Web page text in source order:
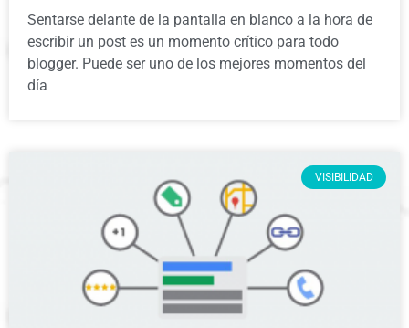
Sentarse delante de la pantalla en blanco a la hora de
escribir un post es un momento crítico para todo
blogger. Puede ser uno de los mejores momentos del
día
VISIBILIDAD